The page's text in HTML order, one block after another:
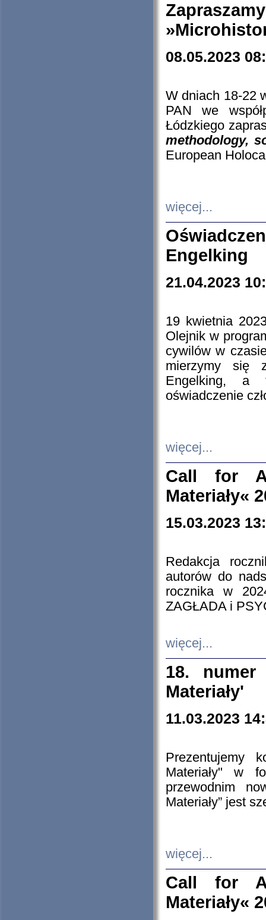
08.05.2023
W dniach 18-22
PAN we
Łódzkiego
methodology,
European
więcej...
Engelking
21.04.2023
19 kwietnia
Olejnik w
cywilów w
mierzymy się
Engelking, a
oświadczenie
więcej...
Call for
Materiały«
15.03.2023
Redakcja
autorów do
rocznika w
ZAGŁADA i
więcej...
18. numer
Materiały'
11.03.2023
Prezentujemy
Materiały" w
przewodnim
Materiały” jest
więcej...
Call for
Materiały«